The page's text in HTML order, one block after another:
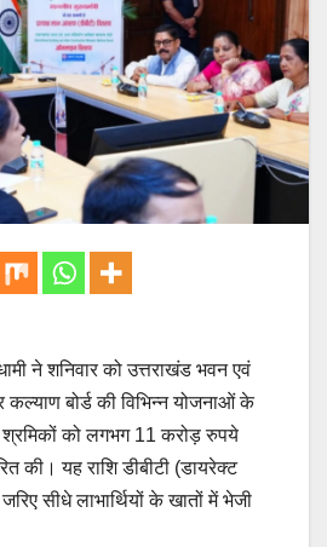
ने शनिवार को उत्तराखंड भवन एवं
कल्याण बोर्ड की विभिन्न योजनाओं के
को लगभग 11 करोड़ रुपये
की। यह राशि डीबीटी (डायरेक्ट
सीधे लाभार्थियों के खातों में भेजी